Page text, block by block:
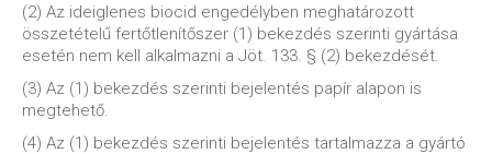
(2) Az ideiglenes biocid engedélyben meghatározott
összetételű fertőtlenítőszer (1) bekezdés szerinti gyártása
esetén nem kell alkalmazni a Jöt. 133. § (2) bekezdését.
(3) Az (1) bekezdés szerinti bejelentés papír alapon is
megtehető.
(4) Az (1) bekezdés szerinti bejelentés tartalmazza a gyártó